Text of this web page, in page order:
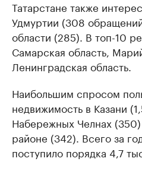
Татарстане также
Удмуртии (308
области (285). В топ-10
Самарская область,
Ленинградская область.
Наибольшим спросом
недвижимость в Казани
Набережных Челнах
районе (342). Всего за
поступило порядка 4,7